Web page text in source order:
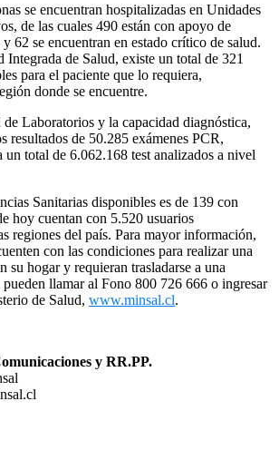
se encuentran hospitalizadas en Unidades
de las cuales 490 están con apoyo de
62 se encuentran en estado crítico de salud.
Integrada de Salud, existe un total de 321
para el paciente que lo requiera,
donde se encuentre.
de Laboratorios y la capacidad diagnóstica,
resultados de 50.285 exámenes PCR,
un total de 6.062.168 test analizados a nivel
Sanitarias disponibles es de 139 con
hoy cuentan con 5.520 usuarios
regiones del país. Para mayor información,
con las condiciones para realizar una
su hogar y requieran trasladarse a una
llamar al Fono 800 726 666 o ingresar
de Salud, www.minsal.cl.
y RR.PP.